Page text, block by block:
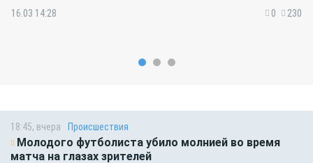
16.03 14:28 0 230
18:45, вчера Происшествия
Молодого футболиста убило молнией во время
матча на глазах зрителей